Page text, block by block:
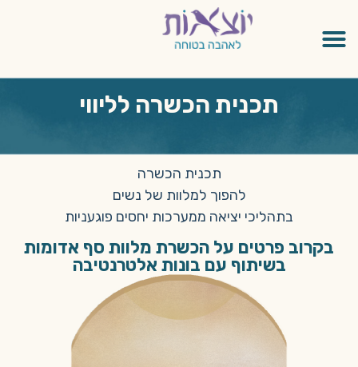
תכנית הכשרה לליווי
תכנית הכשרה
להפוך למלוות של נשים
בתהליכי יציאה ממערכות יחסים פוגעניות
בקרוב פרטים על הכשרת מלוות סף אדומות
בשיתוף עם בונות אלטרנטיבה